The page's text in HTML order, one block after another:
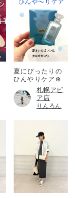
夏にぴったりの
ひんやりケア❄️
札幌アピ
ア店
りんろん